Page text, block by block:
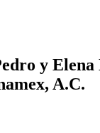
y
A.C.